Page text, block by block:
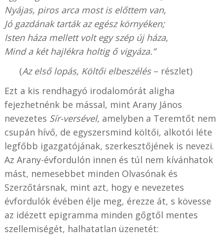
Nyájas, piros arca most is előttem van,
Jó gazdának tarták az egész környéken;
Isten háza mellett volt egy szép új háza,
Mind a két hajlékra holtig ő vigyáza.”
(Az első lopás, Költői elbeszélés– részlet)
Ezt a kis rendhagyó irodalomórát aligha
fejezhetnénk be mással, mint Arany János
nevezetes Sír-versével, amelyben a Teremtőt nem
csupán hívő, de egyszersmind költői, alkotói léte
legfőbb igazgatójának, szerkesztőjének is nevezi.
Az Arany-évfordulón innen és túl nem kívánhatok
mást, nemesebbet minden Olvasónak és
Szerzőtársnak, mint azt, hogy e nevezetes
évfordulók évében élje meg, érezze át, s kövesse
az idézett epigramma minden gőgtől mentes
szellemiségét, halhatatlan üzenetét: